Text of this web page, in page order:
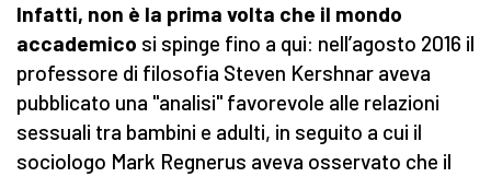
Infatti, non è la prima volta che il mondo
accademico si spinge fino a qui: nell’agosto 2016 il
professore di filosofia Steven Kershnar aveva
pubblicato una "analisi" favorevole alle relazioni
sessuali tra bambini e adulti, in seguito a cui il
sociologo Mark Regnerus aveva osservato che il